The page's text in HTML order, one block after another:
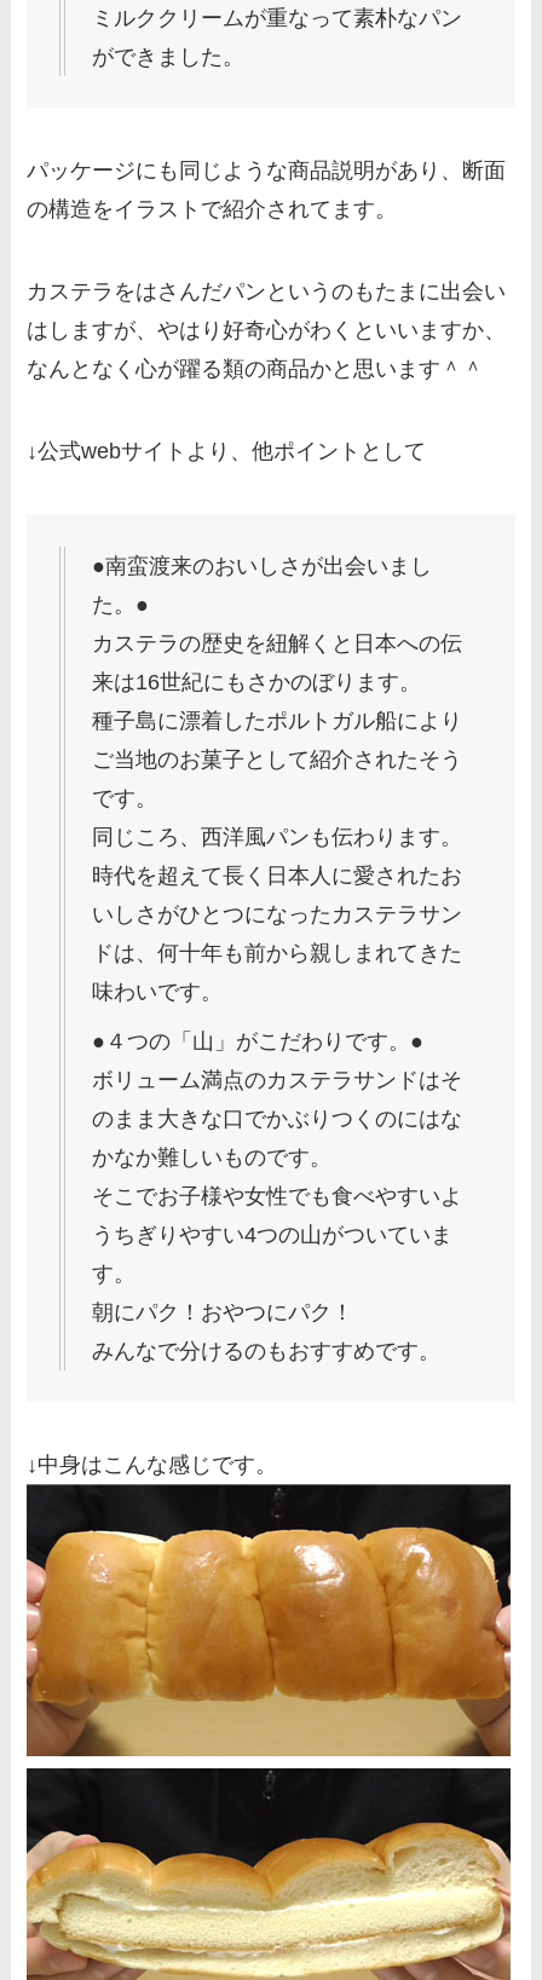
ミルククリームが重なって素朴なパン
ができました。
パッケージにも同じような商品説明があり、断面
の構造をイラストで紹介されてます。
カステラをはさんだパンというのもたまに出会い
はしますが、やはり好奇心がわくといいますか、
なんとなく心が躍る類の商品かと思います＾＾
↓公式webサイトより、他ポイントとして
●南蛮渡来のおいしさが出会いまし
た。●
カステラの歴史を紐解くと日本への伝
来は16世紀にもさかのぼります。
種子島に漂着したポルトガル船により
ご当地のお菓子として紹介されたそう
です。
同じころ、西洋風パンも伝わります。
時代を超えて長く日本人に愛されたお
いしさがひとつになったカステラサン
ドは、何十年も前から親しまれてきた
味わいです。
●４つの「山」がこだわりです。●
ボリューム満点のカステラサンドはそ
のまま大きな口でかぶりつくのにはな
かなか難しいものです。
そこでお子様や女性でも食べやすいよ
うちぎりやすい4つの山がついていま
す。
朝にパク！おやつにパク！
みんなで分けるのもおすすめです。
↓中身はこんな感じです。